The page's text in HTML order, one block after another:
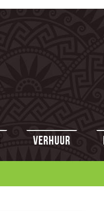
Verhuur